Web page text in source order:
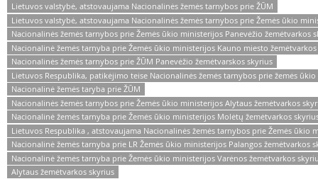
Lietuvos valstybė, atstovaujama Nacionalinės žemės tarnybos prie ŽŪM
Lietuvos valstybė, atstovaujama Nacionalinės žemės tarnybos prie Žemės ūkio
Nacionalinės žemės tarnybos prie Žemės ūkio ministerijos Panevėžio žemėtvarkos
Nacionalinė žemės tarnyba prie Žemės ūkio ministerijos Kauno miesto
Nacionalinės žemės tarnybos prie ŽŪM Panevėžio žemėtvarskos skyrius
Lietuvos Respublika, patikėjimo teise Nacionalinės žemės tarnybos prie žemės
Nacionalinė žemės taryba prie ŽŪM
Nacionalinės žemės tarnybos prie Žemės ūkio ministerijos Alytaus žemėtvarkos
Nacionalinė žemės tarnyba prie Žemės ūkio ministerijos Molėtų žemėtvarkos
Lietuvos Respublika , atstovaujama Nacionalinės žemės tarnybos prie Žemės ūkio
Nacionalinė žemės tarnyba prie LR Žemės ūkio ministerijos Palangos žemėtvarkos
Nacionalinė žemės tarnyba prie Žemės ūkio ministerijos Varėnos žemėtvarkos
Alytaus žemėtvarkos skyrius